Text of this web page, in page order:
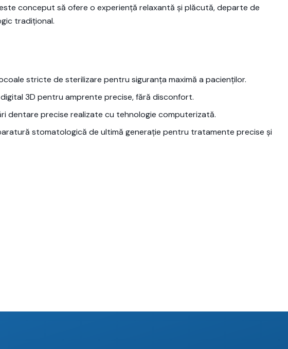
conceput să ofere o experiență relaxantă și plăcută, departe de
tradițional.
stricte de sterilizare pentru siguranța maximă a pacienților.
3D pentru amprente precise, fără disconfort.
dentare precise realizate cu tehnologie computerizată.
stomatologică de ultimă generație pentru tratamente precise și